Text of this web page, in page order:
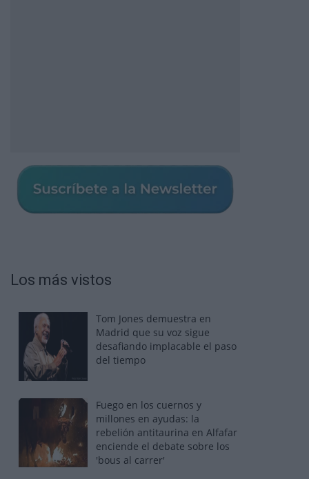
Los más vistos
Tom Jones demuestra en
Madrid que su voz sigue
desafiando implacable el paso
del tiempo
Fuego en los cuernos y
millones en ayudas: la
rebelión antitaurina en Alfafar
enciende el debate sobre los
'bous al carrer'